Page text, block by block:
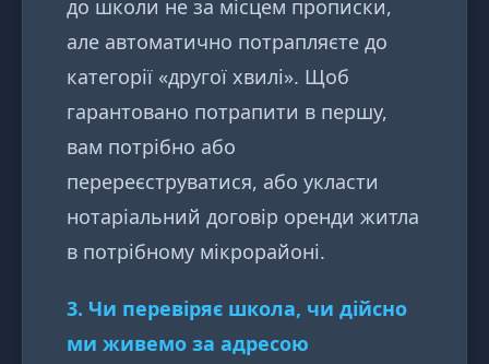
до школи не за місцем прописки,
але автоматично потрапляєте до
категорії «другої хвилі». Щоб
гарантовано потрапити в першу,
вам потрібно або
перереєструватися, або укласти
нотаріальний договір оренди житла
в потрібному мікрорайоні.
3. Чи перевіряє школа, чи дійсно
ми живемо за адресою